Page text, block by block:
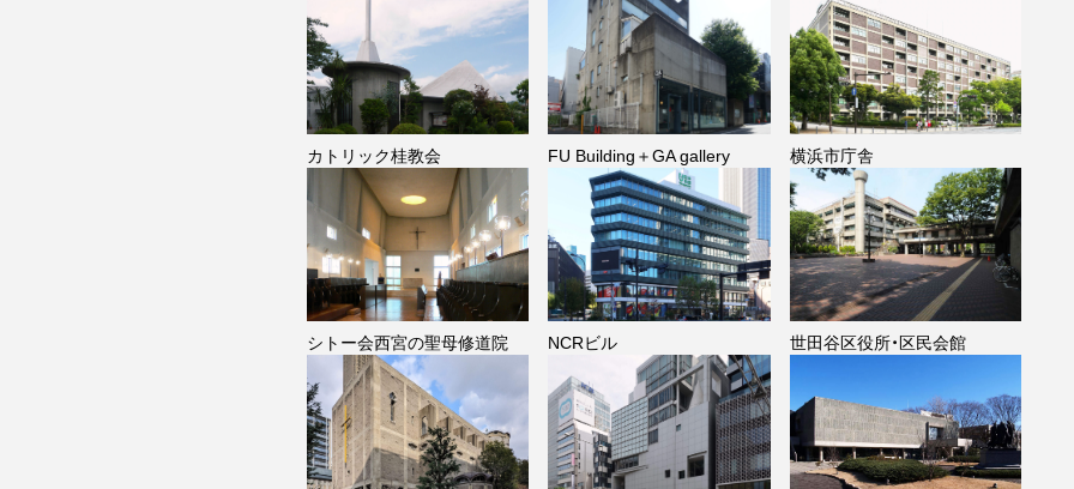
カトリック桂教会
シトー会西宮の聖母修道院
FU Building＋GA gallery
NCRビル
横浜市庁舎
世田谷区役所・区民会館